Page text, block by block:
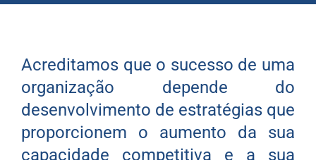
Acreditamos que o sucesso de uma
organização depende do
desenvolvimento de estratégias que
proporcionem o aumento da sua
capacidade competitiva e a sua